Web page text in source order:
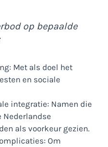
op bepaalde
Met als doel het
en sociale
integratie: Namen die
Nederlandse
als voorkeur gezien.
Om